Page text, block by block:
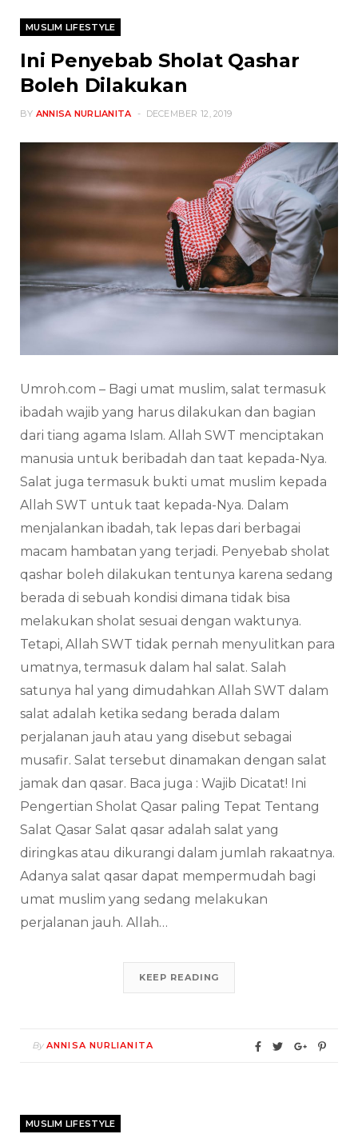
MUSLIM LIFESTYLE
Ini Penyebab Sholat Qashar
Boleh Dilakukan
BY ANNISA NURLIANITA DECEMBER 12, 2019
Umroh.com – Bagi umat muslim, salat termasuk
ibadah wajib yang harus dilakukan dan bagian
dari tiang agama Islam. Allah SWT menciptakan
manusia untuk beribadah dan taat kepada-Nya.
Salat juga termasuk bukti umat muslim kepada
Allah SWT untuk taat kepada-Nya. Dalam
menjalankan ibadah, tak lepas dari berbagai
macam hambatan yang terjadi. Penyebab sholat
qashar boleh dilakukan tentunya karena sedang
berada di sebuah kondisi dimana tidak bisa
melakukan sholat sesuai dengan waktunya.
Tetapi, Allah SWT tidak pernah menyulitkan para
umatnya, termasuk dalam hal salat. Salah
satunya hal yang dimudahkan Allah SWT dalam
salat adalah ketika sedang berada dalam
perjalanan jauh atau yang disebut sebagai
musafir. Salat tersebut dinamakan dengan salat
jamak dan qasar. Baca juga : Wajib Dicatat! Ini
Pengertian Sholat Qasar paling Tepat Tentang
Salat Qasar Salat qasar adalah salat yang
diringkas atau dikurangi dalam jumlah rakaatnya.
Adanya salat qasar dapat mempermudah bagi
umat muslim yang sedang melakukan
perjalanan jauh. Allah…
KEEP READING
By ANNISA NURLIANITA
MUSLIM LIFESTYLE